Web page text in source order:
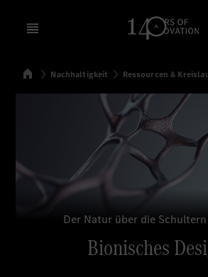
Open menu
SuchenStartseite
Nachhaltigkeit Ressourcen &
Der Natur über die
Bionisches